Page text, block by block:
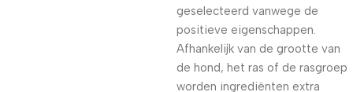
geselecteerd vanwege de
positieve eigenschappen.
Afhankelijk van de grootte van
de hond, het ras of de rasgroep
worden ingrediënten extra